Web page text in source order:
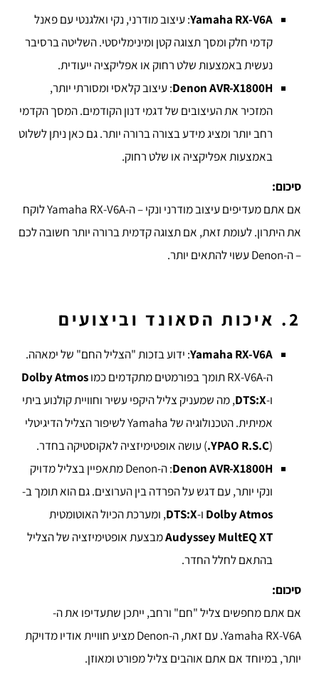
Yamaha RX-V6A: עיצוב מודרני, נקי ואלגנטי עם פאנל
קדמי חלק ומסך תצוגה קטן ומינימליסטי. השליטה ברסיבר
נעשית באמצעות שלט רחוק או אפליקציה ייעודית.
Denon AVR-X1800H: עיצוב קלאסי ומסורתי יותר,
המזכיר את העיצובים של דגמי דנון הקודמים. המסך הקדמי
רחב יותר ומציג מידע בצורה ברורה יותר. גם כאן ניתן לשלוט
באמצעות אפליקציה או שלט רחוק.
סיכום:
אם אתם מעדיפים עיצוב מודרני ונקי – ה-Yamaha RX-V6A לוקח
את היתרון. לעומת זאת, אם תצוגה קדמית ברורה יותר חשובה לכם
– ה-Denon עשוי להתאים יותר.
2. איכות הסאונד וביצועים
Yamaha RX-V6A: ידוע בזכות "הצליל החם" של ימאהה.
ה-RX-V6A תומך בפורמטים מתקדמים כמו
Dolby Atmos
ו-DTS:X, מה שמעניק צליל היקפי עשיר וחוויית קולנוע ביתי
אמיתית. הטכנולוגיה של Yamaha לשיפור הצליל הדיגיטלי
(
YPAO R.S.C. ) עושה אופטימיזציה לאקוסטיקה בחדר.
Denon AVR-X1800H
: ה-Denon מתאפיין בצליל מדויק
ונקי יותר, עם דגש על הפרדה בין הערוצים. גם הוא תומך ב-
Dolby Atmos ו-DTS:X, ומערכת הכיול האוטומטית
Audyssey MultEQ XTמבצעת אופטימיזציה של הצליל
בהתאם לחלל החדר.
סיכום:
אם אתם מחפשים צליל "חם" ורחב, ייתכן שתעדיפו את ה-
Yamaha RX-V6A. עם זאת, ה-Denon מציע חוויית אודיו מדויקת
יותר, במיוחד אם אתם אוהבים צליל מפורט ומאוזן.